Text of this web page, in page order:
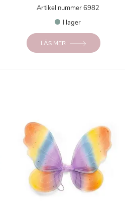
Artikel nummer 6982
I lager
LÄS MER